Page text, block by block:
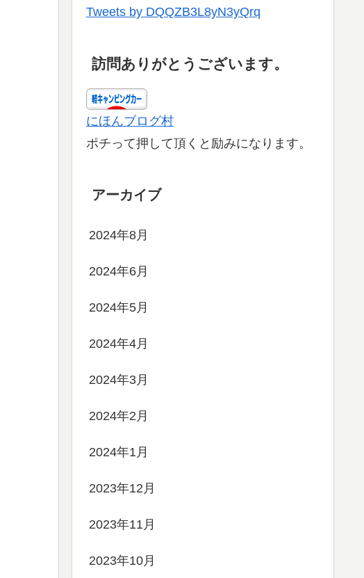
Tweets by DQQZB3L8yN3yQrq
訪問ありがとうございます。
にほんブログ村
ポチって押して頂くと励みになります。
アーカイブ
2024年8月
2024年6月
2024年5月
2024年4月
2024年3月
2024年2月
2024年1月
2023年12月
2023年11月
2023年10月